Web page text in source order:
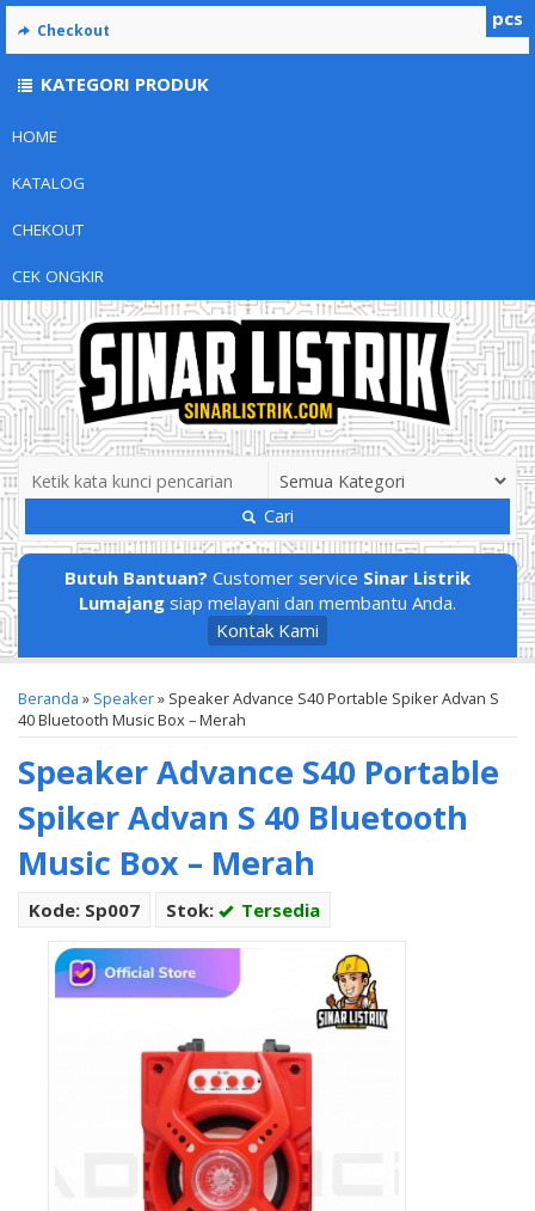
HOME
KATALOG
CHEKOUT
CEK ONGKIR
Cari
Butuh Bantuan? Customer service Sinar Listrik
Lumajang siap melayani dan membantu Anda.
Kontak Kami
Beranda » Speaker» Speaker Advance S40 Portable Spiker Advan S
40 Bluetooth Music Box – Merah
Speaker Advance S40 Portable
Spiker Advan S 40 Bluetooth
Music Box – Merah
Kode: Sp007 Stok: Tersedia
pcs
Checkout
KATEGORI PRODUK